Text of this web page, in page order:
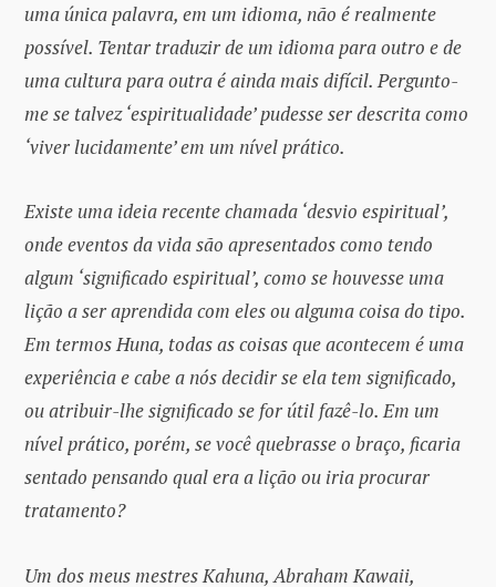
uma única palavra, em um idioma, não é realmente
possível. Tentar traduzir de um idioma para outro e de
uma cultura para outra é ainda mais difícil. Pergunto-
me se talvez ‘espiritualidade’ pudesse ser descrita como
‘viver lucidamente’ em um nível prático.
Existe uma ideia recente chamada ‘desvio espiritual’,
onde eventos da vida são apresentados como tendo
algum ‘significado espiritual’, como se houvesse uma
lição a ser aprendida com eles ou alguma coisa do tipo.
Em termos Huna, todas as coisas que acontecem é uma
experiência e cabe a nós decidir se ela tem significado,
ou atribuir-lhe significado se for útil fazê-lo. Em um
nível prático, porém, se você quebrasse o braço, ficaria
sentado pensando qual era a lição ou iria procurar
tratamento?
Um dos meus mestres Kahuna, Abraham Kawaii,